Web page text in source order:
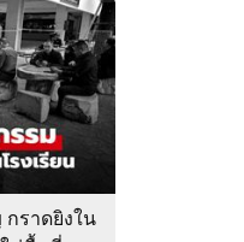
ราดยิงใน